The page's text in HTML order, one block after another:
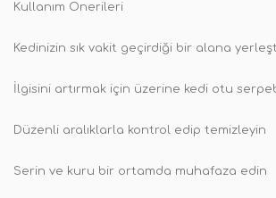
Kullanım Önerileri
Kedinizin sık vakit geçirdiği bir alana
İlgisini artırmak için üzerine kedi otu
Düzenli aralıklarla kontrol edip temizleyin
Serin ve kuru bir ortamda muhafaza edin